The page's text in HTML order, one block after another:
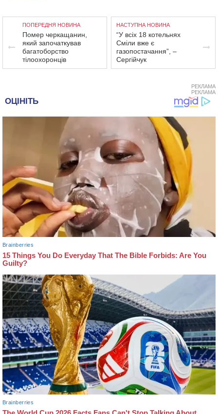
ПОПЕРЕДНЯ НОВИНА
Помер черкащанин,
який започаткував
багатоборство
тілоохоронців
НАСТУПНА НОВИНА
“У всіх 18 котельнях
Сміли вже є
газопостачання”, –
Сергійчук
РЕКЛАМА
РЕКЛАМА